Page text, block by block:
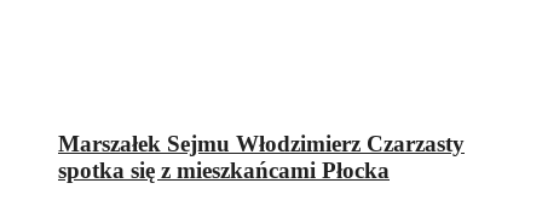
Marszałek Sejmu Włodzimierz Czarzasty
spotka się z mieszkańcami Płocka